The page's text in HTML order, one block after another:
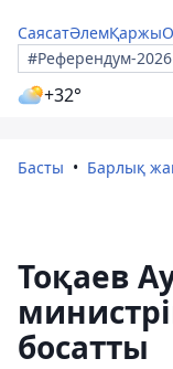
СаясатӘлемҚаржы
#Референдум-2026
+32°
Басты Барлық
Тоқаев
босатты